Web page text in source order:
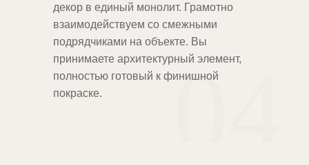
04
декор в единый монолит. Грамотно
взаимодействуем со смежными
подрядчиками на объекте. Вы
принимаете архитектурный элемент,
полностью готовый к финишной
покраске.